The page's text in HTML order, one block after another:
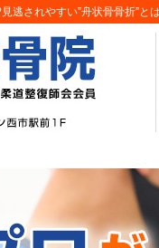
逃されやすい”舟状骨骨折”と